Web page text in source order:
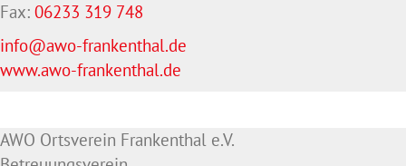
Fax: 06233 319 748
info@awo-frankenthal.de
www.awo-frankenthal.de
AWO Ortsverein Frankenthal e.V.